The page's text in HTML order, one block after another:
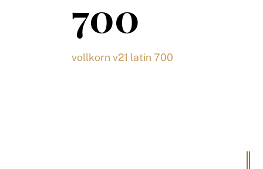
700
vollkorn v21 latin 700